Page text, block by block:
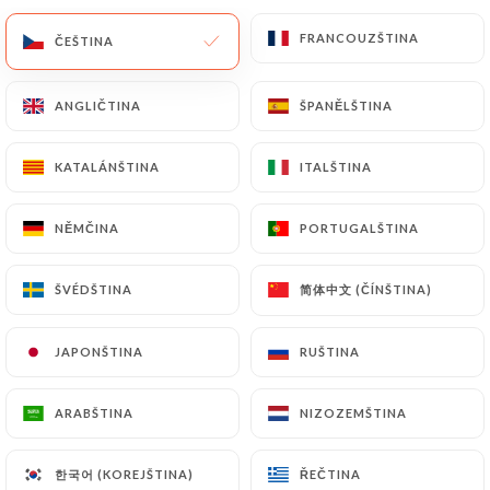
NABÍDKA CS
ČEŠTINA FRANCOUZŠTINA
ANGLIČTINA ŠPANĚLŠTINA
KATALÁNŠTINA ITALŠTINA
NĚMČINA PORTUGALŠTINA
ŠVÉDŠTINA 简体中文 (ČÍNŠTINA)
JAPONŠTINA RUŠTINA
ARABŠTINA NIZOZEMŠTINA
한국어 (KOREJŠTINA) ŘEČTINA
Kontakt
L'Ogre
ČEŠTINA FRANCOUZŠTINA
ANGLIČTINA ŠPANĚLŠTINA
KATALÁNŠTINA ITALŠTINA
NĚMČINA PORTUGALŠTINA
ŠVÉDŠTINA 简体中文 (ČÍNŠTINA)
JAPONŠTINA RUŠTINA
ARABŠTINA NIZOZEMŠTINA
한국어 (KOREJŠTINA) ŘEČTINA